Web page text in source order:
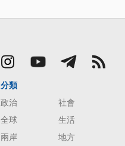
分類
政治
社會
全球
生活
兩岸
地方